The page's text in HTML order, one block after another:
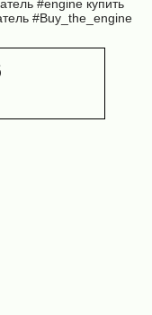
#engine купить
#Buy_the_engine